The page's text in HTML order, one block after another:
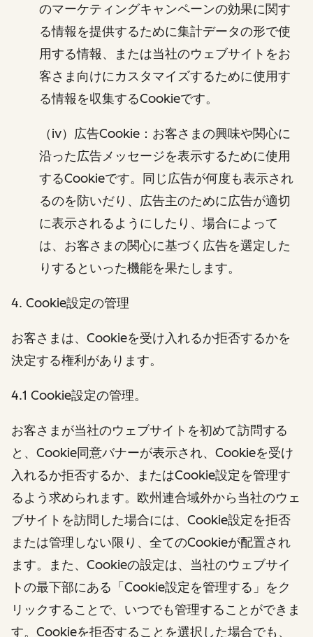
のマーケティングキャンペーンの効果に関す
る情報を提供するために集計データの形で使
用する情報、または当社のウェブサイトをお
客さま向けにカスタマイズするために使用す
る情報を収集するCookieです。
（iv）広告Cookie：お客さまの興味や関心に
沿った広告メッセージを表示するために使用
するCookieです。同じ広告が何度も表示され
るのを防いだり、広告主のために広告が適切
に表示されるようにしたり、場合によって
は、お客さまの関心に基づく広告を選定した
りするといった機能を果たします。
4. Cookie設定の管理
お客さまは、Cookieを受け入れるか拒否するかを
決定する権利があります。
4.1 Cookie設定の管理。
お客さまが当社のウェブサイトを初めて訪問する
と、Cookie同意バナーが表示され、Cookieを受け
入れるか拒否するか、またはCookie設定を管理す
るよう求められます。欧州連合域外から当社のウェ
ブサイトを訪問した場合には、Cookie設定を拒否
または管理しない限り、全てのCookieが配置され
ます。また、Cookieの設定は、当社のウェブサイ
トの最下部にある「Cookie設定を管理する」をク
リックすることで、いつでも管理することができま
す。Cookieを拒否することを選択した場合でも、